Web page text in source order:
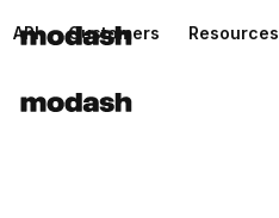
API Customers Resources